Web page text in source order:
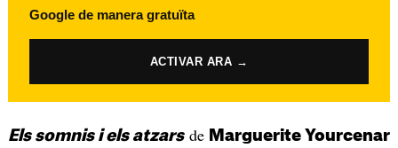
Google de manera gratuïta
ACTIVAR ARA →
Els somnis i els atzarsde Marguerite Yourcenar